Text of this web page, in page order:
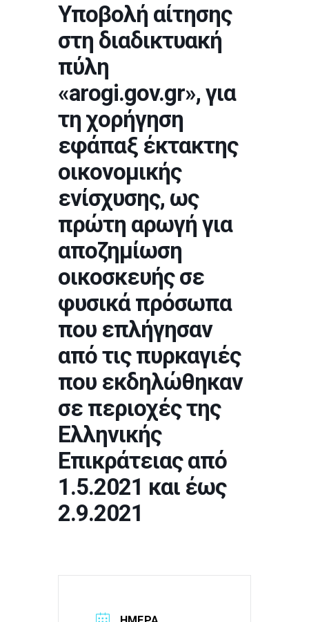
Υποβολή αίτησης
στη διαδικτυακή
πύλη
«arogi.gov.gr», για
τη χορήγηση
εφάπαξ έκτακτης
οικονομικής
ενίσχυσης, ως
πρώτη αρωγή για
αποζημίωση
οικοσκευής σε
φυσικά πρόσωπα
που επλήγησαν
από τις πυρκαγιές
που εκδηλώθηκαν
σε περιοχές της
Ελληνικής
Επικράτειας από
1.5.2021 και έως
2.9.2021